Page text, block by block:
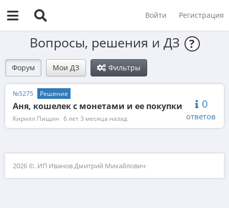
Войти Регистрация
Вопросы, решения и ДЗ ?
Форум Мои ДЗ Фильтры
0
ответов
№5275 Решение
Аня, кошелек с монетами и ее покупки
Кирилл Пищин 6 лет 3 месяца назад
2026 ©, ИП Иванов Дмитрий Михайлович